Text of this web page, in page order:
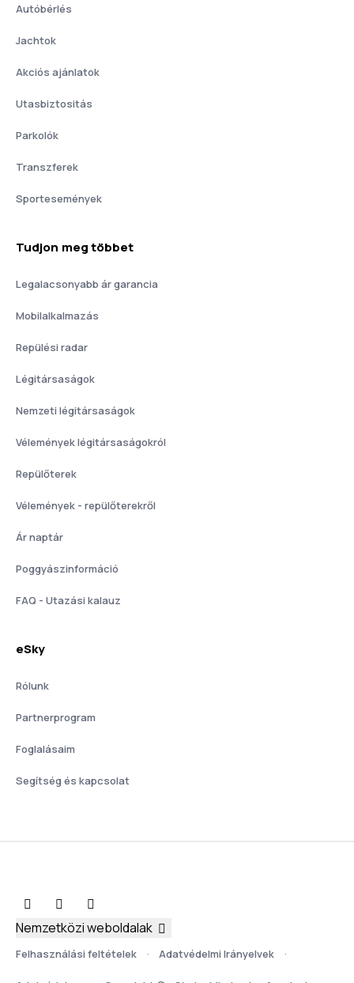
Autóbérlés
Jachtok
Akciós ajánlatok
Utasbiztositás
Parkolók
Transzferek
Sportesemények
Tudjon meg többet
Legalacsonyabb ár garancia
Mobilalkalmazás
Repülési radar
Légitársaságok
Nemzeti légitársaságok
Vélemények légitársaságokról
Repülőterek
Vélemények - repülőterekről
Ár naptár
Poggyászinformáció
FAQ - Utazási kalauz
eSky
Rólunk
Partnerprogram
Foglalásaim
Segítség és kapcsolat
Felhasználási feltételek Adatvédelmi Irányelvek
Nemzetközi weboldalak